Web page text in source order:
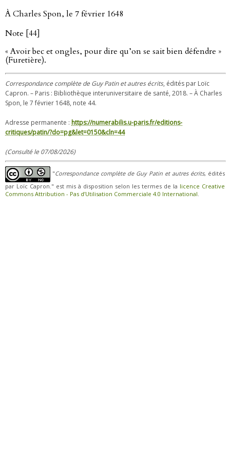
À Charles Spon, le 7 février 1648
Note [44]
« Avoir bec et ongles, pour dire qu’on se sait bien défendre »
(Furetière).
Correspondance complète de Guy Patin et autres écrits, édités par Loïc
Capron. – Paris : Bibliothèque interuniversitaire de santé, 2018. – À Charles
Spon, le 7 février 1648, note 44.
Adresse permanente : https://numerabilis.u-paris.fr/editions-
critiques/patin/?do=pg&let=0150&cln=44
(Consulté le 07/08/2026)
"Correspondance complète de Guy Patin et autres écrits, édités
par Loïc Capron." est mis à disposition selon les termes de la licence Creative
Commons Attribution - Pas d’Utilisation Commerciale 4.0 International.